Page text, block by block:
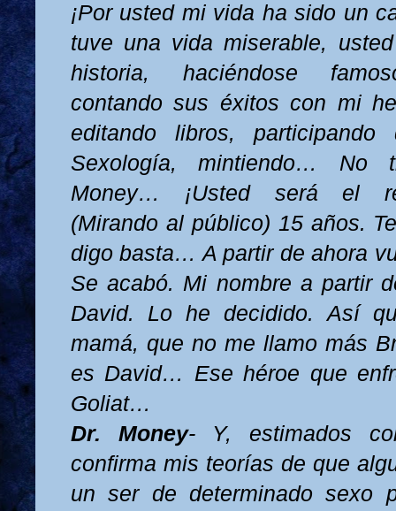
¡Por usted mi vida ha sido un
tuve una vida miserable,
historia, haciéndose
contando sus éxitos con mi
editando libros,
Sexología, mintiendo… No
Money… ¡Usted será el
(Mirando al público) 15 años.
digo basta… A partir de ahora
Se acabó. Mi nombre a partir
David. Lo he decidido. Así
mamá, que no me llamo más
es David… Ese héroe que
Goliat…
Dr. Money- Y, estimados
confirma mis teorías de que
un ser de determinado sexo